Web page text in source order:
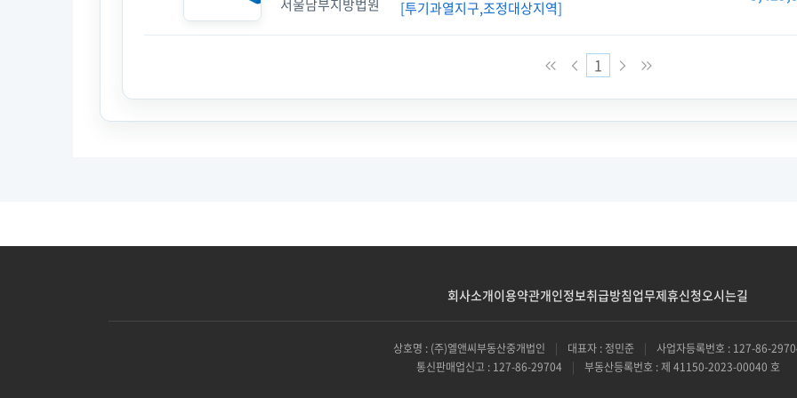
서울남부지방법원 [투기과열지구,조정대상지역]
1
회사소개이용약관개인정보취급방침업무제휴신청오시는길
상호명 : (주)엘앤씨부동산중개법인 | 대표자 : 정민준 |
사업자등록번호 : 127-86-
통신판매업신고 : 127-86-29704
| 부동산등록번호 : 제 41150-2023-00040 호